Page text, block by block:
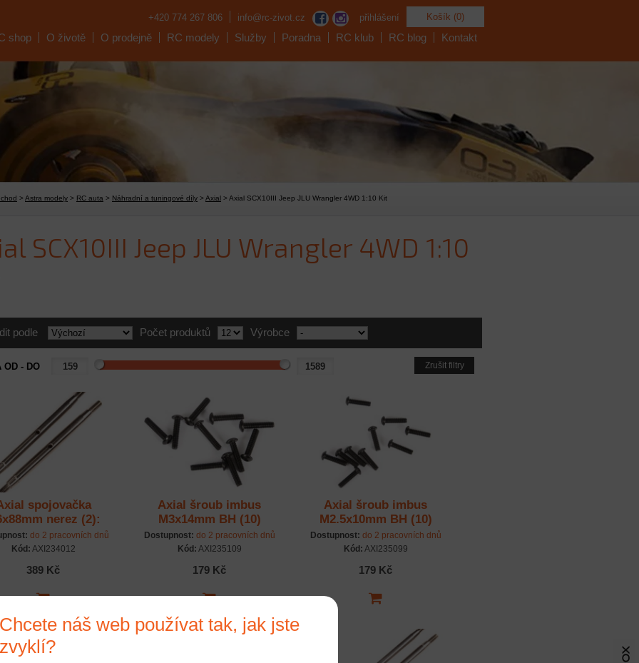
Košík (0)
přihlášení
+420 774 267 806 info@rc-zivot.cz
shop O životě O prodejně RC modely Služby Poradna RC klub RC blog Kontakt
>Astra modely > RC auta > Náhradní a tuningové díly >Axial > Axial SCX10III Jeep JLU Wrangler 4WD 1:10 Kit
SCX10III Jeep JLU Wrangler 4WD 1:10
podle Počet produktů Výrobce
OD - DO Zrušit filtry
spojovačka
nerez (2):
SCX10III
do 2 pracovních dnů
Kód: AXI234012
389 Kč
Axial šroub imbus
M3x14mm BH (10)
Dostupnost: do 2 pracovních dnů
Kód: AXI235109
179 Kč
Axial šroub imbus
M2.5x10mm BH (10)
Dostupnost: do 2 pracovních dnů
Kód: AXI235099
179 Kč
Chcete náš web používat tak, jak jste
zvyklí?